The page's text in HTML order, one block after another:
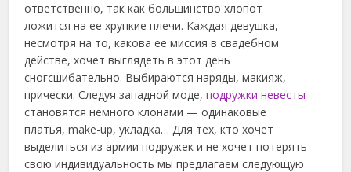
ответственно, так как большинство хлопот
ложится на ее хрупкие плечи. Каждая девушка,
несмотря на то, какова ее миссия в свадебном
действе, хочет выглядеть в этот день
сногсшибательно. Выбираются наряды, макияж,
прически. Следуя западной моде,подружки невесты
становятся немного клонами — одинаковые
платья, make-up, укладка… Для тех, кто хочет
выделиться из армии подружек и не хочет потерять
свою индивидуальность мы предлагаем следующую